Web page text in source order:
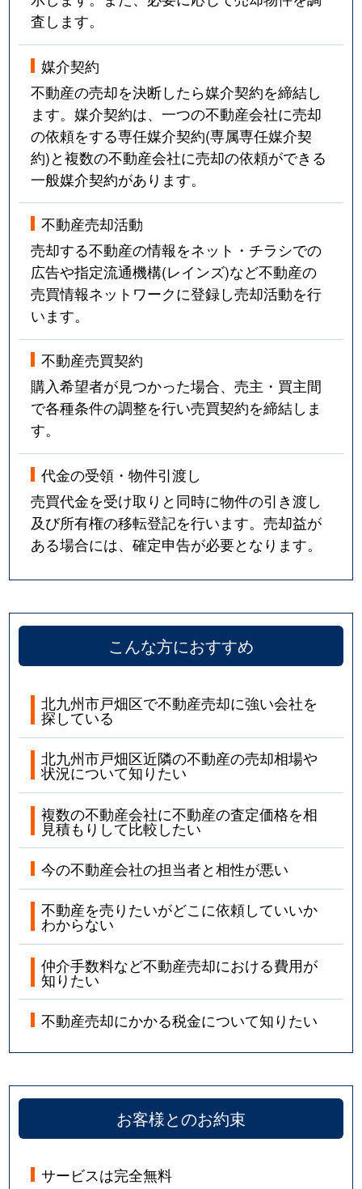
査します。
媒介契約
不動産の売却を決断したら媒介契約を締結し
ます。媒介契約は、一つの不動産会社に売却
の依頼をする専任媒介契約(専属専任媒介契
約)と複数の不動産会社に売却の依頼ができる
一般媒介契約があります。
不動産売却活動
売却する不動産の情報をネット・チラシでの
広告や指定流通機構(レインズ)など不動産の
売買情報ネットワークに登録し売却活動を行
います。
不動産売買契約
購入希望者が見つかった場合、売主・買主間
で各種条件の調整を行い売買契約を締結しま
す。
代金の受領・物件引渡し
売買代金を受け取りと同時に物件の引き渡し
及び所有権の移転登記を行います。売却益が
ある場合には、確定申告が必要となります。
こんな方におすすめ
北九州市戸畑区で不動産売却に強い会社を
探している
北九州市戸畑区近隣の不動産の売却相場や
状況について知りたい
複数の不動産会社に不動産の査定価格を相
見積もりして比較したい
今の不動産会社の担当者と相性が悪い
不動産を売りたいがどこに依頼していいか
わからない
仲介手数料など不動産売却における費用が
知りたい
不動産売却にかかる税金について知りたい
お客様とのお約束
サービスは完全無料